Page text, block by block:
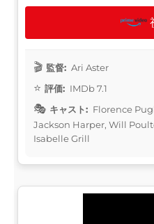
監督: Ari Aster
評価: IMDb 7.1
キャスト: Florence
Jackson Harper, Will
Isabelle Grill